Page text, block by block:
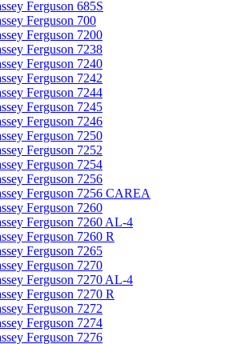
Ferguson 685S
Ferguson 700
Ferguson 7200
Ferguson 7238
Ferguson 7240
Ferguson 7242
Ferguson 7244
Ferguson 7245
Ferguson 7246
Ferguson 7250
Ferguson 7252
Ferguson 7254
Ferguson 7256
Ferguson 7256 CAREA
Ferguson 7260
Ferguson 7260 AL-4
Ferguson 7260 R
Ferguson 7265
Ferguson 7270
Ferguson 7270 AL-4
Ferguson 7270 R
Ferguson 7272
Ferguson 7274
Ferguson 7276